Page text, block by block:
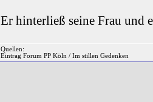
Er hinterließ seine Frau und
Quellen:
Eintrag Forum PP Köln / Im stillen Gedenken